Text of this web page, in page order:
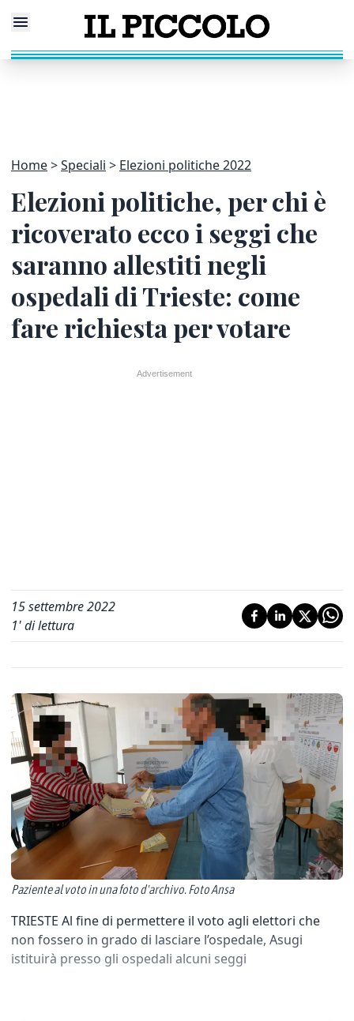
Home Speciali Elezioni politiche 2022
Elezioni politiche, per chi è
ricoverato ecco i seggi che
saranno allestiti negli
ospedali di Trieste: come
fare richiesta per votare
15 settembre 2022
1' di lettura
Paziente al voto in una foto d'archivo. Foto Ansa
TRIESTE Al fine di permettere il voto agli elettori che
non fossero in grado di lasciare l’ospedale, Asugi
istituirà presso gli ospedali alcuni seggi